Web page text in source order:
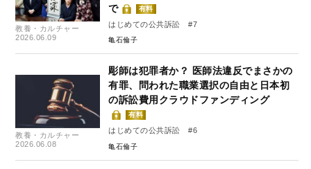
教養・カルチャー
2026.06.09
で
有料
はじめての公共訴訟 #7
亀石倫子
教養・カルチャー
2026.06.08
彫師は犯罪者か？ 医師法違反でまさかの
有罪、問われた職業選択の自由と日本初
の訴訟費用クラウドファンディング
有料
はじめての公共訴訟 #6
亀石倫子